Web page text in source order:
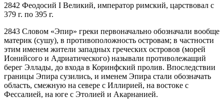
2842 Феодосий I Великий, император римский, царствовал с
379 г. по 395 г.
2843 Словом «Эпир» греки первоначально обозначали вообще
материк (сушу), в противоположность островам; в частности
этим именем жители западных греческих островов (морей
Ионийсого и Адриатического) называли противолежащий
берег Эллады, до входа в Коринфский пролив. Впоследствии
границы Эпира сузились, и именем Эпира стали обозначать
область, смежную на севере с Иллирией, на востоке с
Фессалией, на юге с Этолией и Акарнанией.